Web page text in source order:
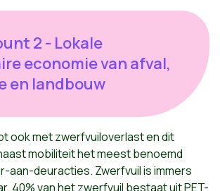
2 - Lokale
economie van afval,
en landbouw
ook met zwerfvuiloverlast en dit
mobiliteit het meest benoemd
aan-deuracties. Zwerfvuil is immers
40% van het zwerfvuil bestaat uit PET-